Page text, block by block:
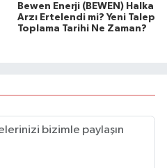
Bewen Enerji (BEWEN) Halka
Arzı Ertelendi mi? Yeni Talep
Toplama Tarihi Ne Zaman?